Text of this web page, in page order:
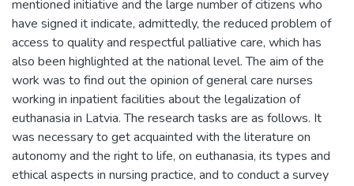
mentioned initiative and the large number of citizens who
have signed it indicate, admittedly, the reduced problem of
access to quality and respectful palliative care, which has
also been highlighted at the national level. The aim of the
work was to find out the opinion of general care nurses
working in inpatient facilities about the legalization of
euthanasia in Latvia. The research tasks are as follows. It
was necessary to get acquainted with the literature on
autonomy and the right to life, on euthanasia, its types and
ethical aspects in nursing practice, and to conduct a survey